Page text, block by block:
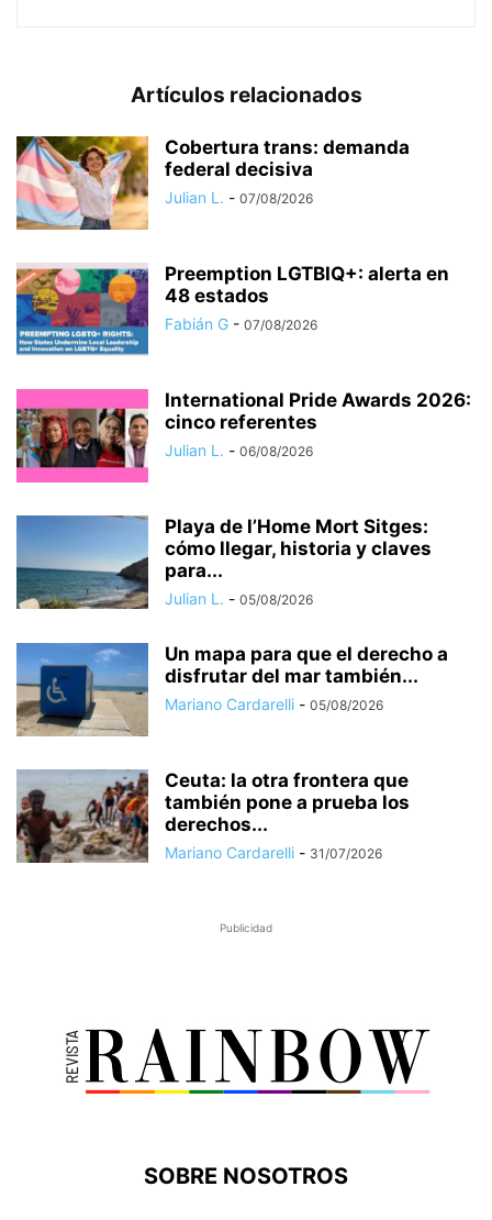
Artículos relacionados
Cobertura trans: demanda
federal decisiva
Julian L. - 07/08/2026
Preemption LGTBIQ+: alerta en
48 estados
Fabián G - 07/08/2026
International Pride Awards 2026:
cinco referentes
Julian L. - 06/08/2026
Playa de l’Home Mort Sitges:
cómo llegar, historia y claves
para...
Julian L. - 05/08/2026
Un mapa para que el derecho a
disfrutar del mar también...
Mariano Cardarelli - 05/08/2026
Ceuta: la otra frontera que
también pone a prueba los
derechos...
Mariano Cardarelli - 31/07/2026
Publicidad
SOBRE NOSOTROS